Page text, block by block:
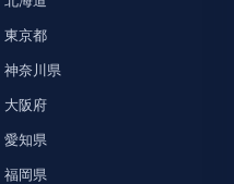
東京都
神奈川県
大阪府
愛知県
福岡県